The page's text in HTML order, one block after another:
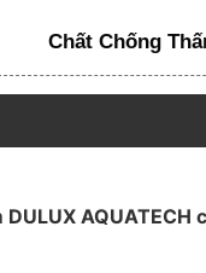
Chất Chống